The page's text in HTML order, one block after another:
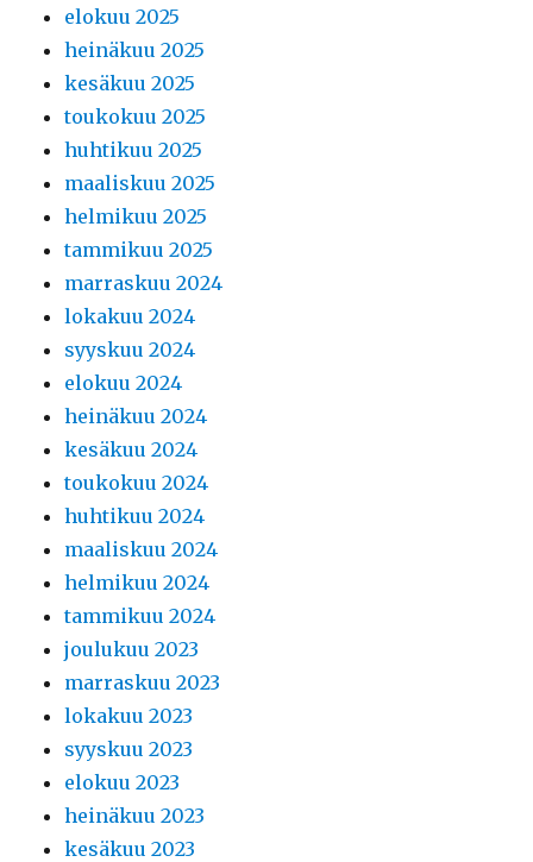
elokuu 2025
heinäkuu 2025
kesäkuu 2025
toukokuu 2025
huhtikuu 2025
maaliskuu 2025
helmikuu 2025
tammikuu 2025
marraskuu 2024
lokakuu 2024
syyskuu 2024
elokuu 2024
heinäkuu 2024
kesäkuu 2024
toukokuu 2024
huhtikuu 2024
maaliskuu 2024
helmikuu 2024
tammikuu 2024
joulukuu 2023
marraskuu 2023
lokakuu 2023
syyskuu 2023
elokuu 2023
heinäkuu 2023
kesäkuu 2023